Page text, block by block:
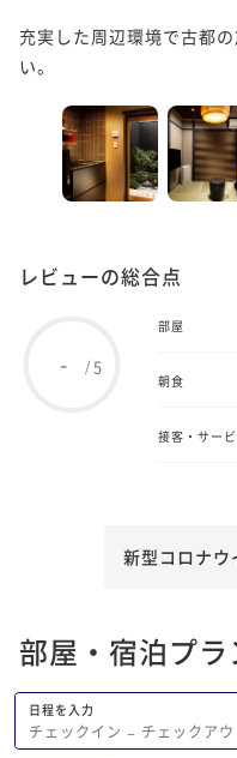
充実した周辺環境で古都
い。
レビューの総合点
- /5
部屋
朝食
接客・サー
新型コロナウ
部屋・宿泊プラ
日程を入力
チェックイン − チェックアウ